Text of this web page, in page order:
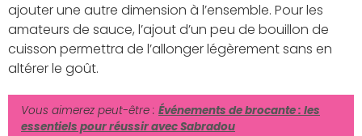
ajouter une autre dimension à l’ensemble. Pour les
amateurs de sauce, l’ajout d’un peu de bouillon de
cuisson permettra de l’allonger légèrement sans en
altérer le goût.
Vous aimerez peut-être : Événements de brocante : les
essentiels pour réussir avec Sabradou